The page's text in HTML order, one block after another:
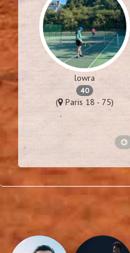
lowra
40
( Paris 18 - 75)